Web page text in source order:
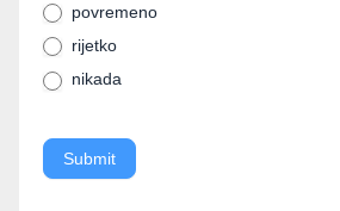
povremeno
rijetko
nikada
Submit
this
field
blank.